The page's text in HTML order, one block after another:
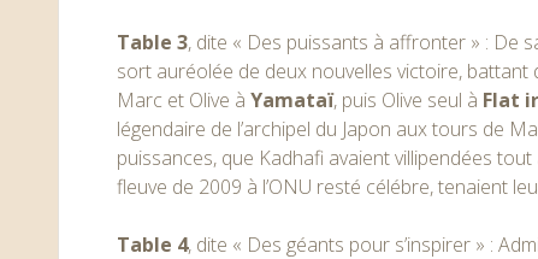
Table 3, dite « Des puissants à affronter » : De
sort auréolée de deux nouvelles victoire, battant
Marc et Olive àYamataï, puis Olive seul à Flat
légendaire de l’archipel du Japon aux tours de
puissances, que Kadhafi avaient villipendées tout
fleuve de 2009 à l’ONU resté célébre, tenaient
Table 4, dite « Des géants pour s’inspirer » :